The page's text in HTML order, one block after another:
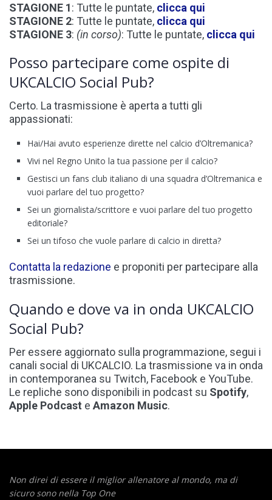
STAGIONE 1: Tutte le puntate, clicca qui
STAGIONE 2: Tutte le puntate, clicca qui
STAGIONE 3: (in corso): Tutte le puntate, clicca qui
Posso partecipare come ospite di
UKCALCIO Social Pub?
Certo. La trasmissione è aperta a tutti gli
appassionati:
Hai/Hai avuto esperienze dirette nel calcio d’Oltremanica?
Vivi nel Regno Unito la tua passione per il calcio?
Gestisci un fans club italiano di una squadra d’Oltremanica e
vuoi parlare del tuo progetto?
Sei un giornalista/scrittore e vuoi parlare del tuo progetto
editoriale?
Sei un tifoso che vuole parlare di calcio in diretta?
Contatta la redazione e proponiti per partecipare alla
trasmissione.
Quando e dove va in onda UKCALCIO
Social Pub?
Per essere aggiornato sulla programmazione, segui i
canali social di UKCALCIO. La trasmissione va in onda
in contemporanea su Twitch, Facebook e YouTube.
Le repliche sono disponibili in podcast su Spotify,
Apple Podcast e Amazon Music.
Non direi di essere il miglior allenatore al mondo, ma di
sicuro sono nella Top One